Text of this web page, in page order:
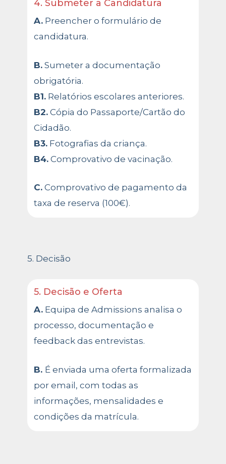
4. Submeter a Candidatura
A. Preencher o formulário de
candidatura.
B. Sumeter a documentação
obrigatória.
B1. Relatórios escolares anteriores.
B2. Cópia do Passaporte/Cartão do
Cidadão.
B3. Fotografias da criança.
B4. Comprovativo de vacinação.
C. Comprovativo de pagamento da
taxa de reserva (100€).
5. Decisão
5. Decisão e Oferta
A. Equipa de Admissions analisa o
processo, documentação e
feedback das entrevistas.
B. É enviada uma oferta formalizada
por email, com todas as
informações, mensalidades e
condições da matrícula.